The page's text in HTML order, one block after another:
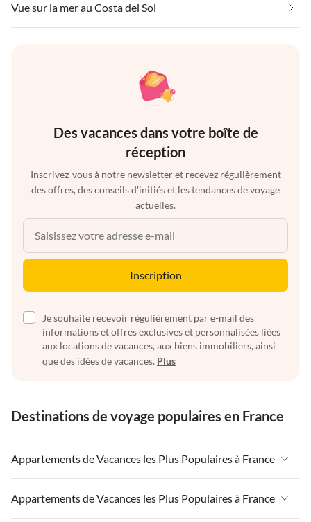
Vue sur la mer au Costa del Sol
Des vacances dans votre boîte de
réception
Inscrivez-vous à notre newsletter et recevez régulièrement
des offres, des conseils d'initiés et les tendances de voyage
actuelles.
Inscription
Je souhaite recevoir régulièrement par e-mail des
informations et offres exclusives et personnalisées liées
aux locations de vacances, aux biens immobiliers, ainsi
que des idées de vacances. Plus
Destinations de voyage populaires en France
Appartements de Vacances les Plus Populaires à France
Appartements de Vacances à France
Appartements de Vacances les Plus Populaires à France